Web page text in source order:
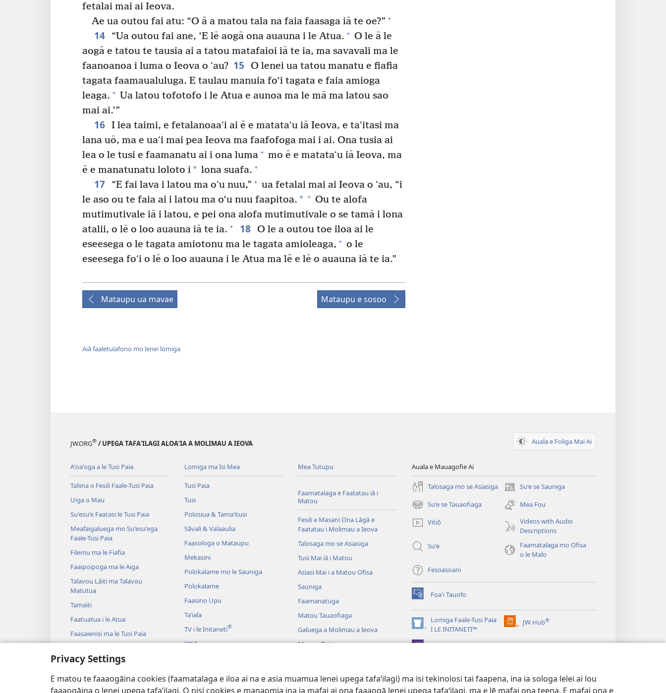
Privacy Settings
E matou te faaaogāina cookies (faamatalaga e iloa ai na e asia muamua lenei upega tafaʻilagi) ma isi tekinolosi tai faapena, ina ia sologa lelei ai lou
faaaogāina o lenei upega tafa’ilagi. O nisi cookies e manaomia ina ia mafai ai ona faaaogā lenei upega tafaʻilagi, ma e lē mafai ona teena. E mafai ona e
fetalai mai ai Ieova.
Ae ua outou fai atu: “O ā a matou tala na faia faasaga iā te oe?” +
14 “Ua outou fai ane, ‘E lē aogā ona auauna i le Atua. + O le ā le
aogā e tatou te tausia ai a tatou matafaioi iā te ia, ma savavali ma le
faanoanoa i luma o Ieova o ʻau? 15
O lenei ua tatou manatu e fiafia
tagata faamaualuluga. E taulau manuia fo‘i tagata e faia amioga
leaga. + Ua latou tofotofo i le Atua e aunoa ma le mā ma latou sao
mai ai.’”
16 I lea taimi, e fetalanoaaʻi ai ē e matataʻu iā Ieova, e taʻitasi ma
lana uō, ma e uaʻi mai pea Ieova ma faafofoga mai i ai. Ona tusia ai
lea o le tusi e faamanatu ai i ona luma + mo ē e matataʻu iā Ieova, ma
ē e manatunatu loloto i* lona suafa. +
17 “E fai lava i latou ma oʻu nuu,” + ua fetalai mai ai Ieova o ʻau, “i
le aso ou te faia ai i latou ma o‘u nuu faapitoa. * + Ou te alofa
mutimutivale iā i latou, e pei ona alofa mutimutivale o se tamā i lona
atalii, o lē o loo auauna iā te ia. + 18 O le a outou toe iloa ai le
eseesega o le tagata amiotonu ma le tagata amioleaga, + o le
eseesega foʻi o lē o loo auauna i le Atua ma lē e lē o auauna iā te ia.”
Mataupu ua mavae Mataupu e sosoo
Aiā faaletulafono mo lenei lomiga
JW.ORG® / UPEGA TAFA‘ILAGI ALOA‘IA A MOLIMAU A IEOVA Auala e Foliga Mai Ai
Aʻoaʻoga a le Tusi Paia
Taliina o Fesili Faale-Tusi Paia
Uiga o Mau
Suʻesuʻe Faatasi le Tusi Paia
Meafaigaluega mo Suʻesuʻega
Faale-Tusi Paia
Filemu ma le Fiafia
Faaipoipoga ma le Aiga
Talavou Lāiti ma Talavou
Matutua
Tamaiti
Faatuatua i le Atua
Faasaienisi ma le Tusi Paia
Lomiga ma Isi Mea
Tusi Paia
Tusi
Polosiua & Tamaʻitusi
Sāvali & Valaaulia
Faasologa o Mataupu
Mekasini
Polokalame mo le Sauniga
Polokalame
Faasino Upu
Taʻiala
TV i le Initaneti®
Vitiō
Tala Faalogologo Faale-Tusi Paia
Mea Tutupu
Faamatalaga e Faatatau iā i
Matou
Fesili e Masani Ona Lāgā e
Faatatau i Molimau a Ieova
Talosaga mo se Asiasiga
Tusi Mai iā i Matou
Asiasi Mai i a Matou Ofisa
Sauniga
Faamanatuga
Matou Tauaofiaga
Galuega a Molimau a Ieova
Mea na Tutupu
Auala e Mauagofie Ai
Talosaga mo se Asiasiga Suʻe se Sauniga
(tatala
se
isi
polokalame)
Suʻe se Tauaofiaga
(tatala
se
isi
Mea Fou
Vitiō
Videos with Audio
Descriptions
Suʻe
Faamatalaga mo Ofisa
o le Malo
Fesoasoani
Foa'i Tauofo
(tatala
se
isi
polokalame)
Lomiga Faale-Tusi Paia
I LE INITANETI™
(tatala
se
JW Hub®
(tatala
isi